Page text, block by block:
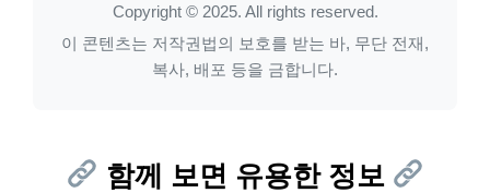
Copyright © 2025. All rights reserved.
이 콘텐츠는 저작권법의 보호를 받는 바, 무단 전재,
복사, 배포 등을 금합니다.
함께 보면 유용한 정보